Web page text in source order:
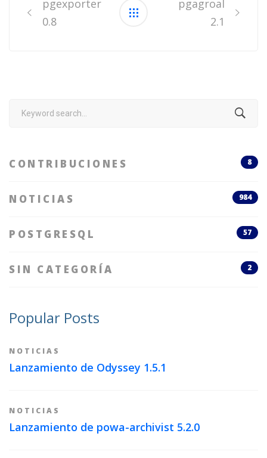
pgexporter
0.8
pgagroal
2.1
Search
CONTRIBUCIONES 8
NOTICIAS 984
POSTGRESQL 57
SIN CATEGORÍA 2
Popular Posts
NOTICIAS
Lanzamiento de Odyssey 1.5.1
NOTICIAS
Lanzamiento de powa-archivist 5.2.0